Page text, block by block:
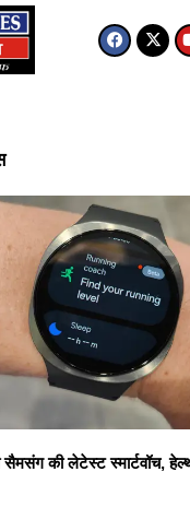
सैमसंग की लेटेस्ट स्मार्टवॉच,